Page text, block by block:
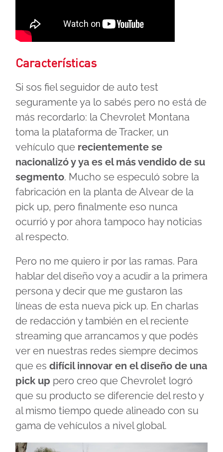
Características
Si sos fiel seguidor de auto test
seguramente ya lo sabés pero no está de
más recordarlo: la Chevrolet Montana
toma la plataforma de Tracker, un
vehículo que recientemente se
nacionalizó y ya es el más vendido de su
segmento. Mucho se especuló sobre la
fabricación en la planta de Alvear de la
pick up, pero finalmente eso nunca
ocurrió y por ahora tampoco hay noticias
al respecto.
Pero no me quiero ir por las ramas. Para
hablar del diseño voy a acudir a la primera
persona y decir que me gustaron las
líneas de esta nueva pick up. En charlas
de redacción y también en el reciente
streaming que arrancamos y que podés
ver en nuestras redes siempre decimos
que es difícil innovar en el diseño de una
pick up pero creo que Chevrolet logró
que su producto se diferencie del resto y
al mismo tiempo quede alineado con su
gama de vehículos a nivel global.